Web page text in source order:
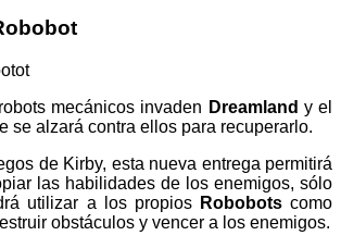
mecánicos invaden Dreamland y el
se alzará contra ellos para recuperarlo.
de Kirby, esta nueva entrega permitirá
las habilidades de los enemigos, sólo
utilizar a los propios Robobotscomo
obstáculos y vencer a los enemigos.